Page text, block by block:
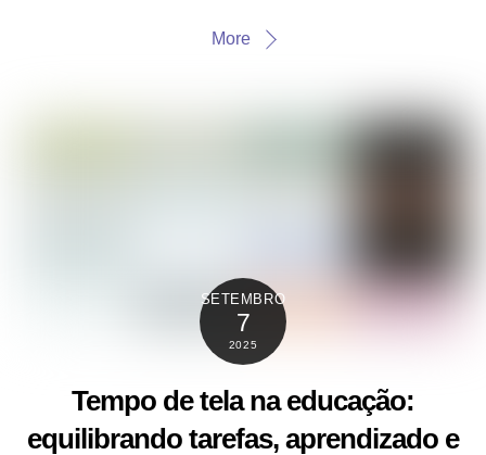
More
SETEMBRO
7
2025
Tempo de tela na educação:
equilibrando tarefas, aprendizado e